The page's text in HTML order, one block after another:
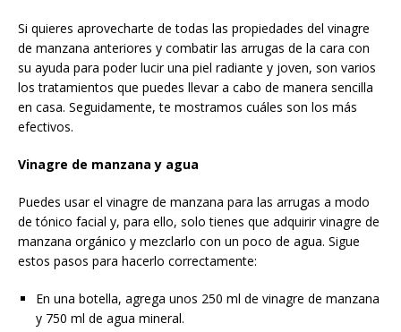
Si quieres aprovecharte de todas las propiedades del vinagre
de manzana anteriores y combatir las arrugas de la cara con
su ayuda para poder lucir una piel radiante y joven, son varios
los tratamientos que puedes llevar a cabo de manera sencilla
en casa. Seguidamente, te mostramos cuáles son los más
efectivos.
Vinagre de manzana y agua
Puedes usar el vinagre de manzana para las arrugas a modo
de tónico facial y, para ello, solo tienes que adquirir vinagre de
manzana orgánico y mezclarlo con un poco de agua. Sigue
estos pasos para hacerlo correctamente:
En una botella, agrega unos 250 ml de vinagre de manzana
y 750 ml de agua mineral.